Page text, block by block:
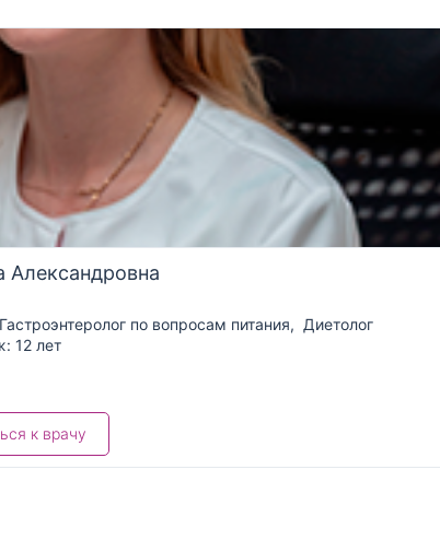
Александровна
Гастроэнтеролог по вопросам питания, Диетолог
12 лет
к врачу